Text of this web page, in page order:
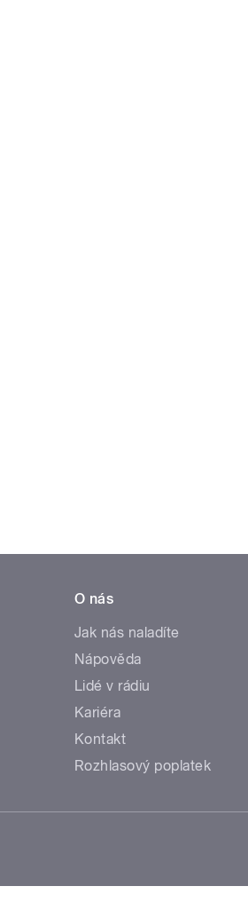
O nás
Jak nás naladíte
Nápověda
Lidé v rádiu
Kariéra
Kontakt
Rozhlasový poplatek